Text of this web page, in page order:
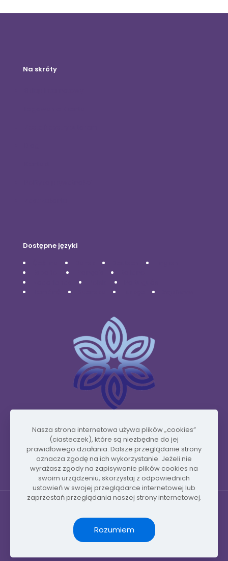
Na skróty
Dostępne języki
www.vidafyglobal.com
© Copyright 2026 by Vidafy.blog
Nasza strona internetowa używa plików „cookies”
(ciasteczek), które są niezbędne do jej
prawidłowego działania. Dalsze przeglądanie strony
oznacza zgodę na ich wykorzystanie. Jeżeli nie
wyrażasz zgody na zapisywanie plików cookies na
swoim urządzeniu, skorzystaj z odpowiednich
ustawień w swojej przeglądarce internetowej lub
zaprzestań przeglądania naszej strony internetowej.
Rozumiem